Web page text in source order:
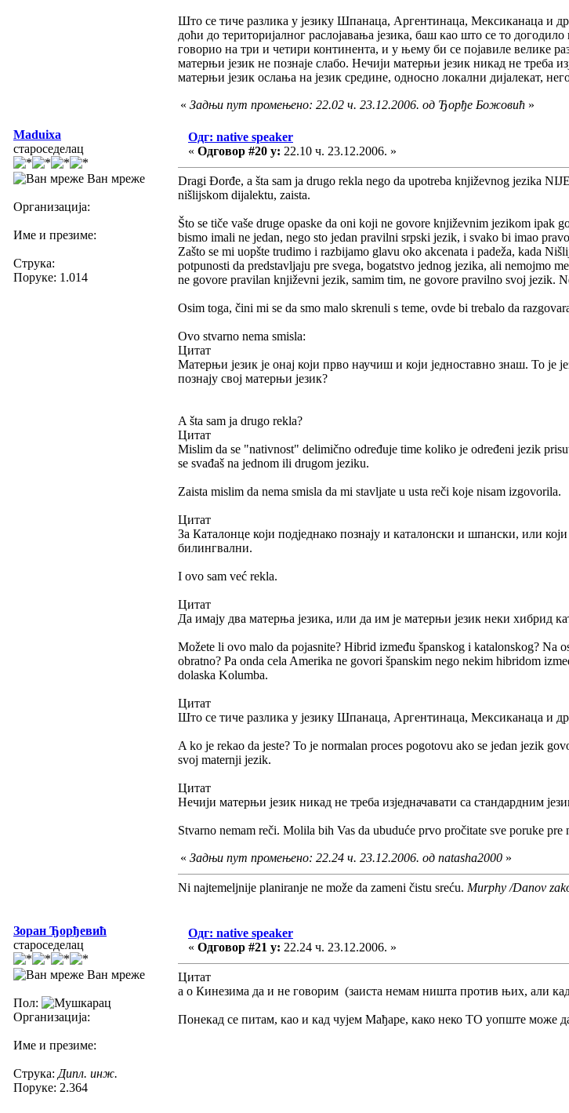
Што се тиче разлика у језику Шпанаца, Аргентинаца, Мексиканаца и
доћи до територијалног раслојавања језика, баш као што се то
говорио на три и четири континента, и у њему би се појавиле велике
матерњи језик не познаје слабо. Нечији матерњи језик никад не треба
матерњи језик ослања на језик средине, односно локални дијалекат,
« Задњи пут промењено: 22.02 ч. 23.12.2006. од Ђорђе Божовић »
Maduixa
староседелац
Ван мреже
Организација:
Име и презиме:
Струка:
Поруке: 1.014
Одг: native speaker
« Одговор #20 у: 22.10 ч. 23.12.2006. »
Dragi Đorđe, a šta sam ja drugo rekla nego da upotreba književnog jezika
nišlijskom dijalektu, zaista.
Što se tiče vaše druge opaske da oni koji ne govore književnim jezikom ipak
bismo imali ne jedan, nego sto jedan pravilni srpski jezik, i svako bi imao
Zašto se mi uopšte trudimo i razbijamo glavu oko akcenata i padeža, kada
potpunosti da predstavljaju pre svega, bogatstvo jednog jezika, ali nemojmo
ne govore pravilan književni jezik, samim tim, ne govore pravilno svoj jezik.
Osim toga, čini mi se da smo malo skrenuli s teme, ovde bi trebalo da
Ovo stvarno nema smisla:
Цитат
Матерњи језик је онај који прво научиш и који једноставно знаш. То
познају свој матерњи језик?
A šta sam ja drugo rekla?
Цитат
Mislim da se "nativnost" delimično određuje time koliko je određeni jezik
se svađaš na jednom ili drugom jeziku.
Zaista mislim da nema smisla da mi stavljate u usta reči koje nisam izgovorila.
Цитат
За Каталонце који подједнако познају и каталонски и шпански, или
билингвални.
I ovo sam već rekla.
Цитат
Да имају два матерња језика, или да им је матерњи језик неки хибрид
Možete li ovo malo da pojasnite? Hibrid između španskog i katalonskog? Na
obratno? Pa onda cela Amerika ne govori španskim nego nekim hibridom
dolaska Kolumba.
Цитат
Што се тиче разлика у језику Шпанаца, Аргентинаца, Мексиканаца и
A ko je rekao da jeste? To je normalan proces pogotovu ako se jedan jezik
svoj maternji jezik.
Цитат
Нечији матерњи језик никад не треба изједначавати са стандардним
Stvarno nemam reči. Molila bih Vas da ubuduće prvo pročitate sve poruke pre
« Задњи пут промењено: 22.24 ч. 23.12.2006. од natasha2000 »
Ni najtemeljnije planiranje ne može da zameni čistu sreću. Murphy /Danov
Зоран Ђорђевић
староседелац
Ван мреже
Пол:
Организација:
Име и презиме:
Струка: Дипл. инж.
Поруке: 2.364
Одг: native speaker
« Одговор #21 у: 22.24 ч. 23.12.2006. »
Цитат
а о Кинезима да и не говорим (заиста немам ништа против њих, али
Понекад се питам, као и кад чујем Мађаре, како неко ТО уопште може